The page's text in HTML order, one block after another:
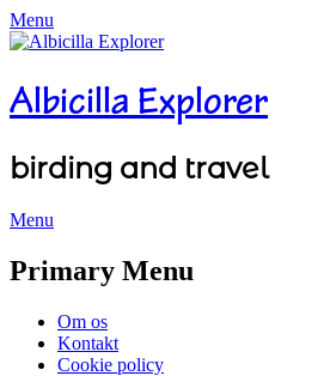
Menu
Albicilla Explorer
birding and travel
Menu
Primary Menu
Skip
content
Om os
Kontakt
Cookie policy